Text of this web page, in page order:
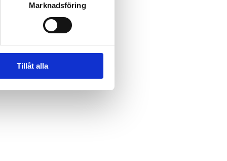
Marknadsföring
Tillåt alla